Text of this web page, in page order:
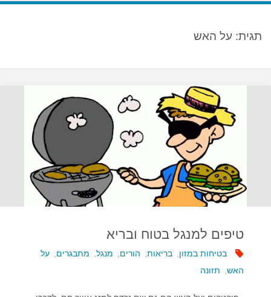
תגית: על האש
טיפים למנגל בטוח ובריא
בטיחות במזון, בריאות, הורים, מנגל, מתבגרים, על
האש, תזונה